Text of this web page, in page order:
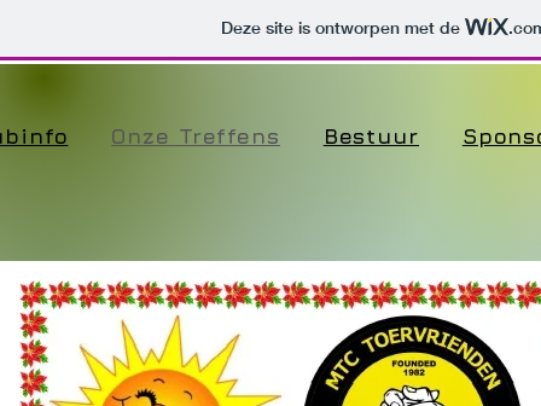
Deze site is ontworpen met de
Onze Treffens Bestuur